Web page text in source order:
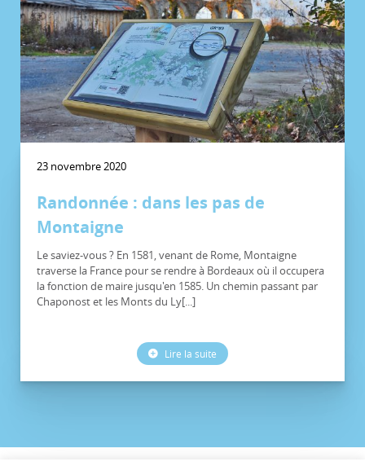
23 novembre 2020
Randonnée : dans les pas de
Montaigne
Le saviez-vous ? En 1581, venant de Rome, Montaigne
traverse la France pour se rendre à Bordeaux où il occupera
la fonction de maire jusqu'en 1585. Un chemin passant par
Chaponost et les Monts du Ly[...]
Lire la suite